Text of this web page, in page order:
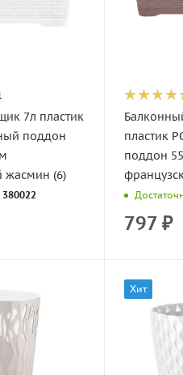
7л пластик
поддон
жасмин (6)
380022
пластик
поддон
797₽
Хит